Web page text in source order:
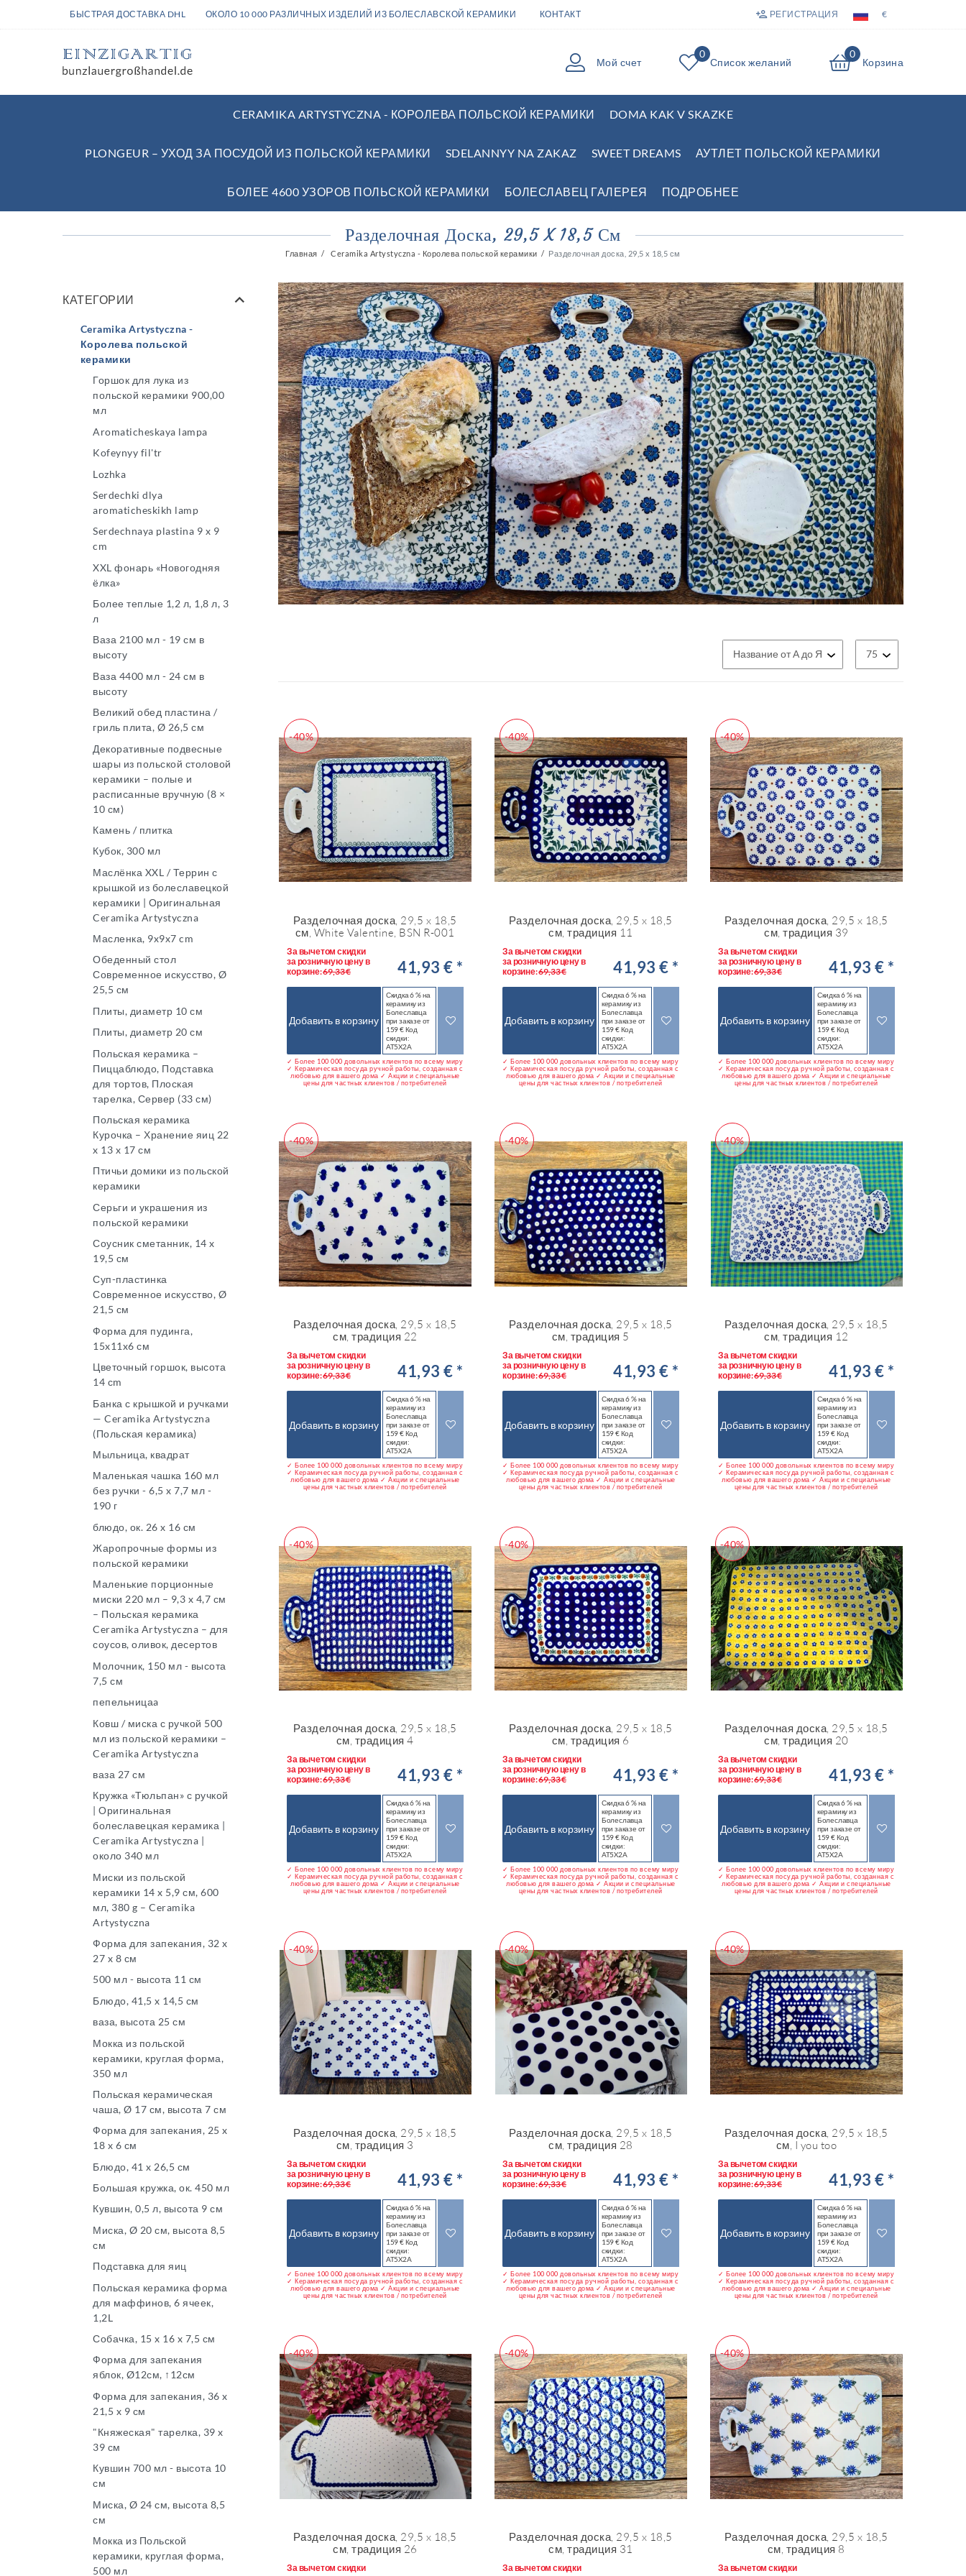
БЫСТРАЯ ДОСТАВКА DHL ОКОЛО 10 000 РАЗЛИЧНЫХ ИЗДЕЛИЙ ИЗ БОЛЕСЛАВСКОЙ КЕРАМИКИ КОНТАКТ РЕГИСТРАЦИЯ €
Мой счет
0
Список желаний
0
Корзина
CERAMIKA ARTYSTYCZNA - КОРОЛЕВА ПОЛЬСКОЙ КЕРАМИКИ DOMA KAK V SKAZKE
PLONGEUR – УХОД ЗА ПОСУДОЙ ИЗ ПОЛЬСКОЙ КЕРАМИКИ SDELANNYY NA ZAKAZ SWEET DREAMS АУТЛЕТ ПОЛЬСКОЙ КЕРАМИКИ
БОЛЕЕ 4600 УЗОРОВ ПОЛЬСКОЙ КЕРАМИКИ БОЛЕСЛАВЕЦ ГАЛЕРЕЯ ПОДРОБНЕЕ
Разделочная Доска, 29,5 X 18,5 См
Главная Ceramika Artystyczna - Королева польской керамики Разделочная доска, 29,5 x 18,5 см
КАТЕГОРИИ
Ceramika Artystyczna -
Королева польской
керамики
Горшок для лука из
польской керамики 900,00
мл
Aromaticheskaya lampa
Kofeynyy fil'tr
Lozhka
Serdechki dlya
aromaticheskikh lamp
Serdechnaya plastina 9 x 9
cm
XXL фонарь «Новогодняя
ёлка»
Более теплые 1,2 л, 1,8 л, 3
л
Ваза 2100 мл - 19 см в
высоту
Ваза 4400 мл - 24 см в
высоту
Великий обед пластина /
гриль плита, Ø 26,5 см
Декоративные подвесные
шары из польской столовой
керамики – полые и
расписанные вручную (8 ×
10 см)
Камень / плитка
Кубок, 300 мл
Маслёнка XXL / Террин с
крышкой из болеславецкой
керамики | Оригинальная
Ceramika Artystyczna
Масленка, 9x9x7 cm
Обеденный стол
Современное искусство, Ø
25,5 см
Плиты, диаметр 10 см
Плиты, диаметр 20 см
Польская керамика –
Пиццаблюдо, Подставка
для тортов, Плоская
тарелка, Сервер (33 см)
Польская керамика
Курочка – Хранение яиц 22
x 13 x 17 см
Птичьи домики из польской
керамики
Серьги и украшения из
польской керамики
Соусник сметанник, 14 x
19,5 см
Суп-пластинка
Современное искусство, Ø
21,5 см
Форма для пудинга,
15x11x6 см
Цветочный горшок, высота
14 сm
Банка с крышкой и ручками
— Ceramika Artystyczna
(Польская керамика)
Мыльница, квадрат
Маленькая чашка 160 мл
без ручки - 6,5 x 7,7 мл -
190 г
блюдо, ок. 26 x 16 см
Жаропрочные формы из
польской керамики
Маленькие порционные
миски 220 мл – 9,3 x 4,7 см
– Польская керамика
Ceramika Artystyczna – для
соусов, оливок, десертов
Молочник, 150 мл - высота
7,5 см
пепельницаa
Ковш / миска с ручкой 500
мл из польской керамики –
Ceramika Artystyczna
ваза 27 см
Кружка «Тюльпан» с ручкой
| Оригинальная
болеславецкая керамика |
Ceramika Artystyczna |
около 340 мл
Миски из польской
керамики 14 x 5,9 см, 600
мл, 380 g – Ceramika
Artystyczna
Форма для запекания, 32 x
27 x 8 см
500 мл - высота 11 см
Блюдо, 41,5 x 14,5 см
ваза, высота 25 см
Мокка из польской
керамики, круглая форма,
350 мл
Польская керамическая
чаша, Ø 17 см, высота 7 см
Форма для запекания, 25 x
18 x 6 см
Блюдо, 41 x 26,5 см
Большая кружка, ок. 450 мл
Кувшин, 0,5 л, высота 9 см
Миска, Ø 20 см, высота 8,5
см
Подставка для яиц
Польская керамика форма
для маффинов, 6 ячеек,
1,2L
Собачка, 15 x 16 x 7,5 см
Форма для запекания
яблок, Ø12см, ↑12см
Форма для запекания, 36 x
21,5 x 9 см
"Княжеская" тарелка, 39 x
39 см
Кувшин 700 мл - высота 10
см
Миска, Ø 24 см, высота 8,5
см
Мокка из Польской
керамики, круглая форма,
500 мл
-40%
Разделочная доска, 29,5 x 18,5
см, White Valentine, BSN R-001
За вычетом скидки
за розничную цену в
корзине:69,33 € 41,93 € *
Добавить в корзину
Скидка 6 % на
керамику из
Болеславца
при заказе от
159 € Код
скидки:
AT5X2A
✓ Более 100 000 довольных клиентов по всему миру
✓ Керамическая посуда ручной работы, созданная с
любовью для вашего дома ✓ Акции и специальные
цены для частных клиентов / потребителей
-40%
Разделочная доска, 29,5 x 18,5
см, традиция 11
За вычетом скидки
за розничную цену в
корзине:69,33 € 41,93 € *
Добавить в корзину
Скидка 6 % на
керамику из
Болеславца
при заказе от
159 € Код
скидки:
AT5X2A
✓ Более 100 000 довольных клиентов по всему миру
✓ Керамическая посуда ручной работы, созданная с
любовью для вашего дома ✓ Акции и специальные
цены для частных клиентов / потребителей
-40%
Разделочная доска, 29,5 x 18,5
см, традиция 39
За вычетом скидки
за розничную цену в
корзине:69,33 € 41,93 € *
Добавить в корзину
Скидка 6 % на
керамику из
Болеславца
при заказе от
159 € Код
скидки:
AT5X2A
✓ Более 100 000 довольных клиентов по всему миру
✓ Керамическая посуда ручной работы, созданная с
любовью для вашего дома ✓ Акции и специальные
цены для частных клиентов / потребителей
-40%
Разделочная доска, 29,5 x 18,5
см, традиция 22
За вычетом скидки
за розничную цену в
корзине:69,33 € 41,93 € *
Добавить в корзину
Скидка 6 % на
керамику из
Болеславца
при заказе от
159 € Код
скидки:
AT5X2A
✓ Более 100 000 довольных клиентов по всему миру
✓ Керамическая посуда ручной работы, созданная с
любовью для вашего дома ✓ Акции и специальные
цены для частных клиентов / потребителей
-40%
Разделочная доска, 29,5 x 18,5
см, традиция 5
За вычетом скидки
за розничную цену в
корзине:69,33 € 41,93 € *
Добавить в корзину
Скидка 6 % на
керамику из
Болеславца
при заказе от
159 € Код
скидки:
AT5X2A
✓ Более 100 000 довольных клиентов по всему миру
✓ Керамическая посуда ручной работы, созданная с
любовью для вашего дома ✓ Акции и специальные
цены для частных клиентов / потребителей
-40%
Разделочная доска, 29,5 x 18,5
см, традиция 12
За вычетом скидки
за розничную цену в
корзине:69,33 € 41,93 € *
Добавить в корзину
Скидка 6 % на
керамику из
Болеславца
при заказе от
159 € Код
скидки:
AT5X2A
✓ Более 100 000 довольных клиентов по всему миру
✓ Керамическая посуда ручной работы, созданная с
любовью для вашего дома ✓ Акции и специальные
цены для частных клиентов / потребителей
-40%
Разделочная доска, 29,5 x 18,5
см, традиция 4
За вычетом скидки
за розничную цену в
корзине:69,33 € 41,93 € *
Добавить в корзину
Скидка 6 % на
керамику из
Болеславца
при заказе от
159 € Код
скидки:
AT5X2A
✓ Более 100 000 довольных клиентов по всему миру
✓ Керамическая посуда ручной работы, созданная с
любовью для вашего дома ✓ Акции и специальные
цены для частных клиентов / потребителей
-40%
Разделочная доска, 29,5 x 18,5
см, традиция 6
За вычетом скидки
за розничную цену в
корзине:69,33 € 41,93 € *
Добавить в корзину
Скидка 6 % на
керамику из
Болеславца
при заказе от
159 € Код
скидки:
AT5X2A
✓ Более 100 000 довольных клиентов по всему миру
✓ Керамическая посуда ручной работы, созданная с
любовью для вашего дома ✓ Акции и специальные
цены для частных клиентов / потребителей
-40%
Разделочная доска, 29,5 x 18,5
см, традиция 20
За вычетом скидки
за розничную цену в
корзине:69,33 € 41,93 € *
Добавить в корзину
Скидка 6 % на
керамику из
Болеславца
при заказе от
159 € Код
скидки:
AT5X2A
✓ Более 100 000 довольных клиентов по всему миру
✓ Керамическая посуда ручной работы, созданная с
любовью для вашего дома ✓ Акции и специальные
цены для частных клиентов / потребителей
-40%
Разделочная доска, 29,5 x 18,5
см, традиция 3
За вычетом скидки
за розничную цену в
корзине:69,33 € 41,93 € *
Добавить в корзину
Скидка 6 % на
керамику из
Болеславца
при заказе от
159 € Код
скидки:
AT5X2A
✓ Более 100 000 довольных клиентов по всему миру
✓ Керамическая посуда ручной работы, созданная с
любовью для вашего дома ✓ Акции и специальные
цены для частных клиентов / потребителей
-40%
Разделочная доска, 29,5 x 18,5
см, традиция 28
За вычетом скидки
за розничную цену в
корзине:69,33 € 41,93 € *
Добавить в корзину
Скидка 6 % на
керамику из
Болеславца
при заказе от
159 € Код
скидки:
AT5X2A
✓ Более 100 000 довольных клиентов по всему миру
✓ Керамическая посуда ручной работы, созданная с
любовью для вашего дома ✓ Акции и специальные
цены для частных клиентов / потребителей
-40%
Разделочная доска, 29,5 x 18,5
см, I you too
За вычетом скидки
за розничную цену в
корзине:69,33 € 41,93 € *
Добавить в корзину
Скидка 6 % на
керамику из
Болеславца
при заказе от
159 € Код
скидки:
AT5X2A
✓ Более 100 000 довольных клиентов по всему миру
✓ Керамическая посуда ручной работы, созданная с
любовью для вашего дома ✓ Акции и специальные
цены для частных клиентов / потребителей
-40%
Разделочная доска, 29,5 x 18,5
см, традиция 26
За вычетом скидки
-40%
Разделочная доска, 29,5 x 18,5
см, традиция 31
За вычетом скидки
-40%
Разделочная доска, 29,5 x 18,5
см, традиция 8
За вычетом скидки